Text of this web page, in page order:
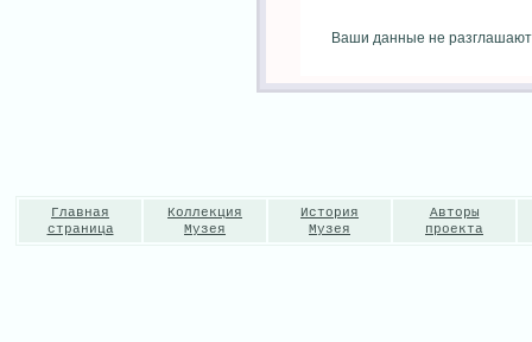
Ваши данные не
Главная
страница
Коллекция
Музея
История
Музея
Авторы
проекта